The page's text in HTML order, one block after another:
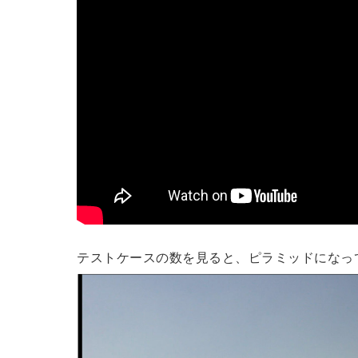
テストケースの数を見ると、ピラミッドになっ